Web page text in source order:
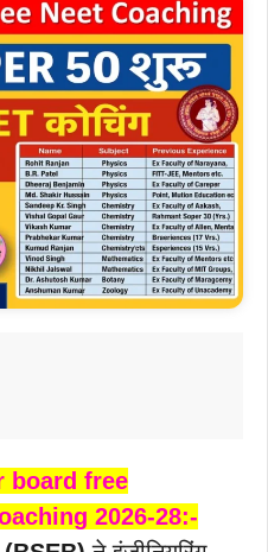
board free
2026-28:-